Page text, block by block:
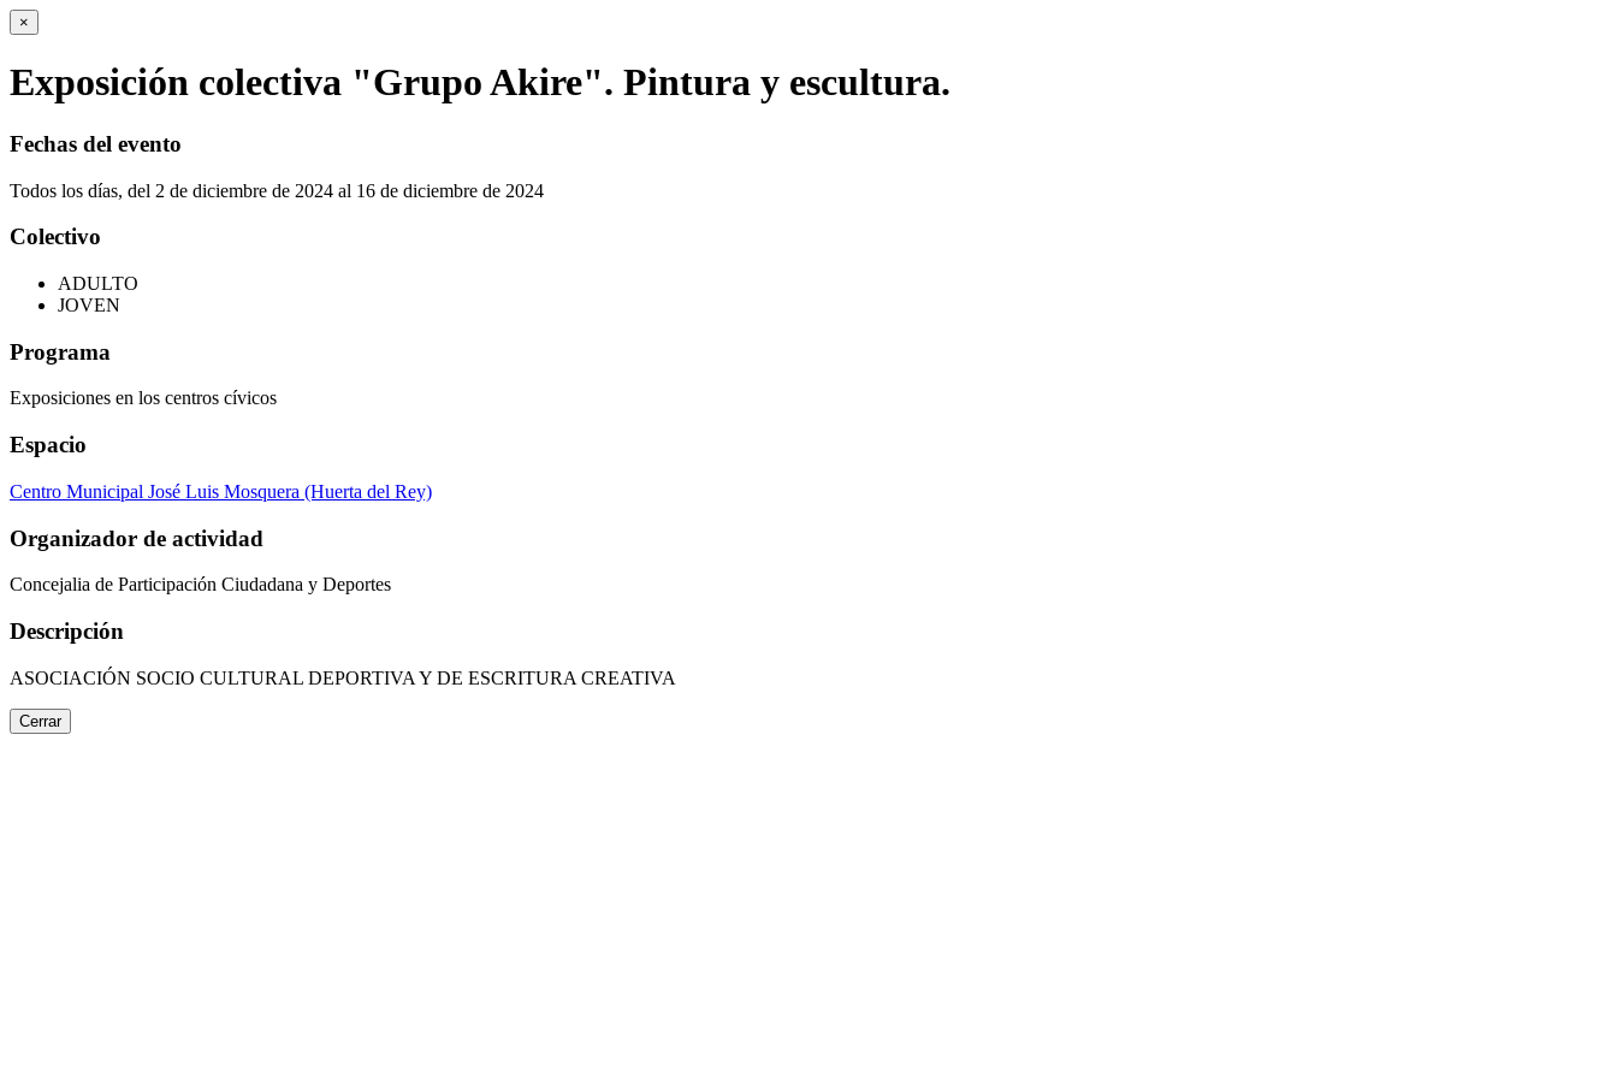
×
Exposición colectiva "Grupo Akire". Pintura y escultura.
Fechas del evento
Todos los días, del 2 de diciembre de 2024 al 16 de diciembre de 2024
Colectivo
ADULTO
JOVEN
Programa
Exposiciones en los centros cívicos
Espacio
Centro Municipal José Luis Mosquera (Huerta del Rey)
Organizador de actividad
Concejalia de Participación Ciudadana y Deportes
Descripción
ASOCIACIÓN SOCIO CULTURAL DEPORTIVA Y DE ESCRITURA CREATIVA
Cerrar